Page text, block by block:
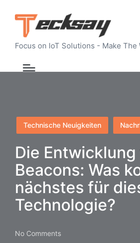
Focus on IoT Solutions - Make The
Posted
in
Technische Neuigkeiten
Die Entwicklung
Beacons: Was
nächstes für
Technologie?
No Comments